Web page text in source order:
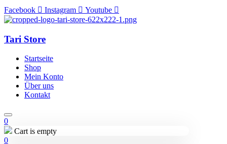
Facebook Instagram Youtube
Tari Store
Startseite
Shop
Mein Konto
Über uns
Kontakt
0
Cart is empty
0